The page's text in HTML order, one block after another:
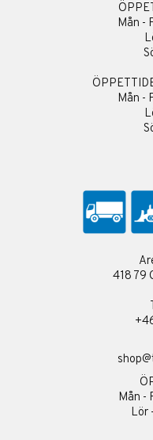
Mån -
Mån -
418 79
Mån -
Lör